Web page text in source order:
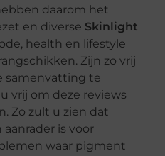
daarom het
en diverse Skinlight
health en lifestyle
Zijn zo vrij
samenvatting te
vrij om deze reviews
Zo zult u zien dat
is voor
waar pigment